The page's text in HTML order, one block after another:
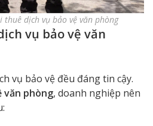
dịch vụ bảo vệ văn phòng
vụ bảo vệ văn
vụ bảo vệ đều đáng tin cậy.
văn phòng, doanh nghiệp nên